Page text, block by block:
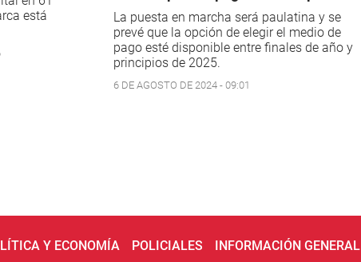
está
La puesta en marcha será paulatina y se
prevé que la opción de elegir el medio de
pago esté disponible entre finales de año y
principios de 2025.
6 DE AGOSTO DE 2024 - 09:01
Y ECONOMÍA POLICIALES INFORMACIÓN GENERAL